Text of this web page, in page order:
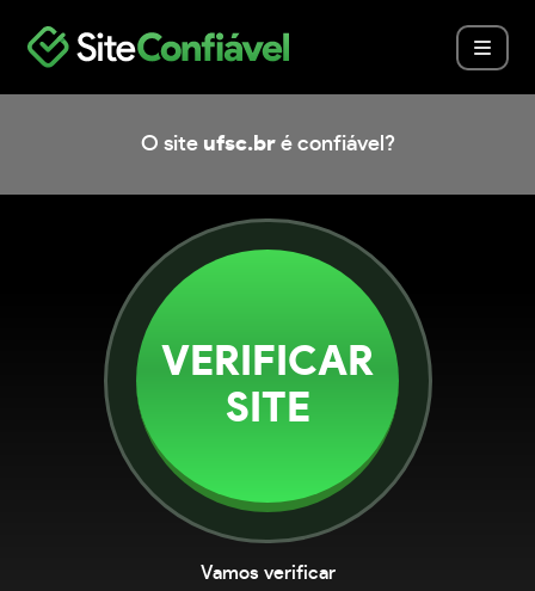
O site ufsc.bré confiável?
VERIFICAR
SITE
Vamos verificar